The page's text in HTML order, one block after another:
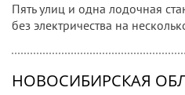
Пять улиц и одна лодочная
без электричества на
НОВОСИБИРСКАЯ